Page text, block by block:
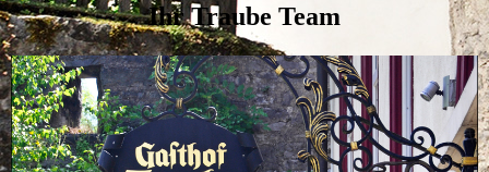
Ihr Traube Team